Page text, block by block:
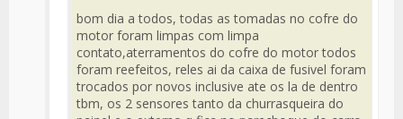
del
Mensaje
bom dia a todos, todas as tomadas no cofre do
motor foram limpas com limpa
contato,aterramentos do cofre do motor todos
foram reefeitos, reles ai da caixa de fusivel foram
trocados por novos inclusive ate os la de dentro
tbm, os 2 sensores tanto da churrasqueira do